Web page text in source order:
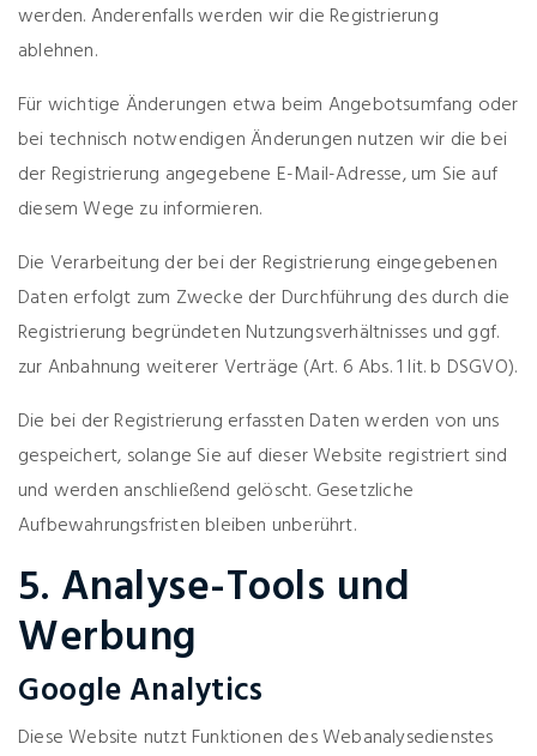
werden. Anderenfalls werden wir die Registrierung
ablehnen.
Für wichtige Änderungen etwa beim Angebotsumfang oder
bei technisch notwendigen Änderungen nutzen wir die bei
der Registrierung angegebene E-Mail-Adresse, um Sie auf
diesem Wege zu informieren.
Die Verarbeitung der bei der Registrierung eingegebenen
Daten erfolgt zum Zwecke der Durchführung des durch die
Registrierung begründeten Nutzungsverhältnisses und ggf.
zur Anbahnung weiterer Verträge (Art. 6 Abs. 1 lit. b DSGVO).
Die bei der Registrierung erfassten Daten werden von uns
gespeichert, solange Sie auf dieser Website registriert sind
und werden anschließend gelöscht. Gesetzliche
Aufbewahrungsfristen bleiben unberührt.
5. Analyse-Tools und
Werbung
Google Analytics
Diese Website nutzt Funktionen des Webanalysedienstes